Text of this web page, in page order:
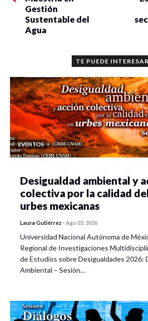
Gestión
Sustentable del
Agua
TE PUEDE INTERESAR
EVENTOS
Desigualdad ambiental y
colectiva por la calidad
urbes mexicanas
Laura Gutiérrez -Ago 05, 2026
Universidad Nacional Autónoma de
Regional de Investigaciones
de Estudios sobre Desigualdades 2026:
Ambiental – Sesión…